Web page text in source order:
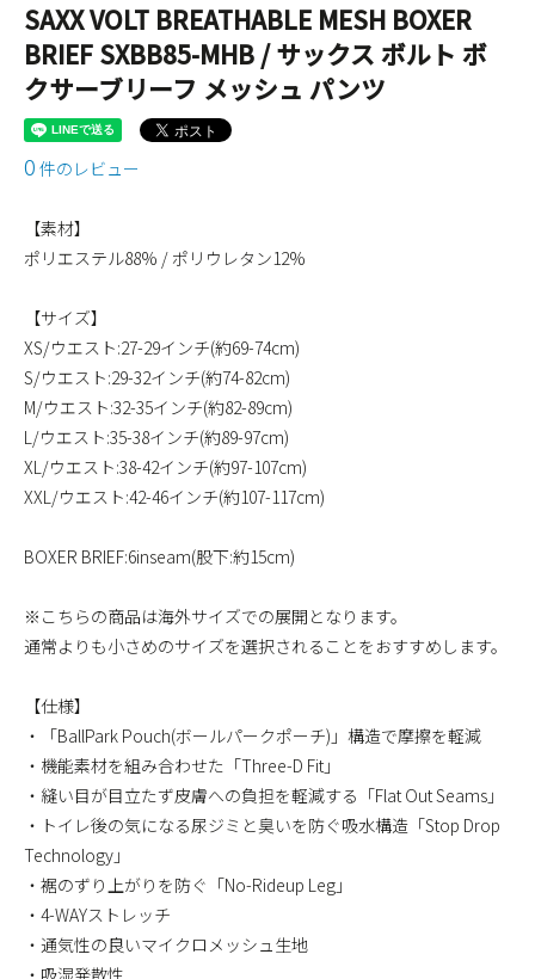
SAXX VOLT BREATHABLE MESH BOXER
BRIEF SXBB85-MHB / サックス ボルト ボ
クサーブリーフ メッシュ パンツ
0 件のレビュー
【素材】
ポリエステル88% / ポリウレタン12%
【サイズ】
XS/ウエスト:27-29インチ(約69-74cm)
S/ウエスト:29-32インチ(約74-82cm)
M/ウエスト:32-35インチ(約82-89cm)
L/ウエスト:35-38インチ(約89-97cm)
XL/ウエスト:38-42インチ(約97-107cm)
XXL/ウエスト:42-46インチ(約107-117cm)
BOXER BRIEF:6inseam(股下:約15cm)
※こちらの商品は海外サイズでの展開となります。
通常よりも小さめのサイズを選択されることをおすすめします。
【仕様】
・「BallPark Pouch(ボールパークポーチ)」構造で摩擦を軽減
・機能素材を組み合わせた「Three-D Fit」
・縫い目が目立たず皮膚への負担を軽減する「Flat Out Seams」
・トイレ後の気になる尿ジミと臭いを防ぐ吸水構造「Stop Drop
Technology」
・裾のずり上がりを防ぐ「No-Rideup Leg」
・4-WAYストレッチ
・通気性の良いマイクロメッシュ生地